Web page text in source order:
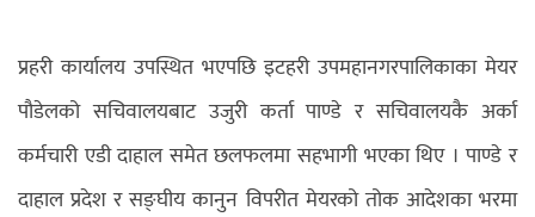
प्रहरी कार्यालय उपस्थित भएपछि इटहरी उपमहानगरपालिकाका मेयर
पौडेलको सचिवालयबाट उजुरी कर्ता पाण्डे र सचिवालयकै अर्का
कर्मचारी एडी दाहाल समेत छलफलमा सहभागी भएका थिए । पाण्डे र
दाहाल प्रदेश र सङ्घीय कानुन विपरीत मेयरको तोक आदेशका भरमा